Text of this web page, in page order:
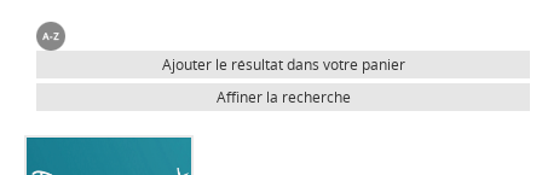
Ajouter le résultat dans votre panier
Affiner la recherche